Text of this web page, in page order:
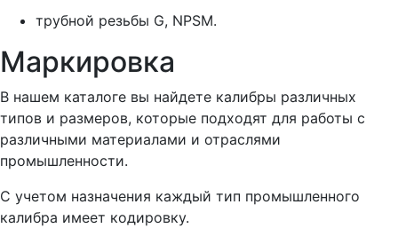
трубной резьбы G, NPSM.
Маркировка
В нашем каталоге вы найдете калибры различных
типов и размеров, которые подходят для работы с
различными материалами и отраслями
промышленности.
С учетом назначения каждый тип промышленного
калибра имеет кодировку.